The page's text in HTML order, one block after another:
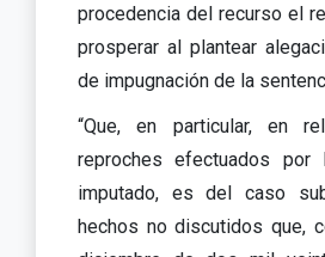
procedencia del recurso el
prosperar al plantear
de impugnación de la
“Que, en particular, en
reproches efectuados
imputado, es del caso
hechos no discutidos que,